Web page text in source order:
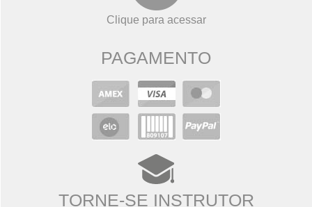
Clique para acessar
PAGAMENTO
TORNE-SE INSTRUTOR